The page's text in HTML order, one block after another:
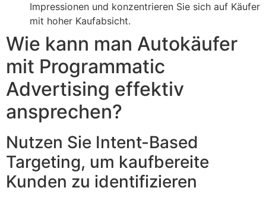
Impressionen und konzentrieren Sie sich auf Käufer
mit hoher Kaufabsicht.
Wie kann man Autokäufer
mit Programmatic
Advertising effektiv
ansprechen?
Nutzen Sie Intent-Based
Targeting, um kaufbereite
Kunden zu identifizieren